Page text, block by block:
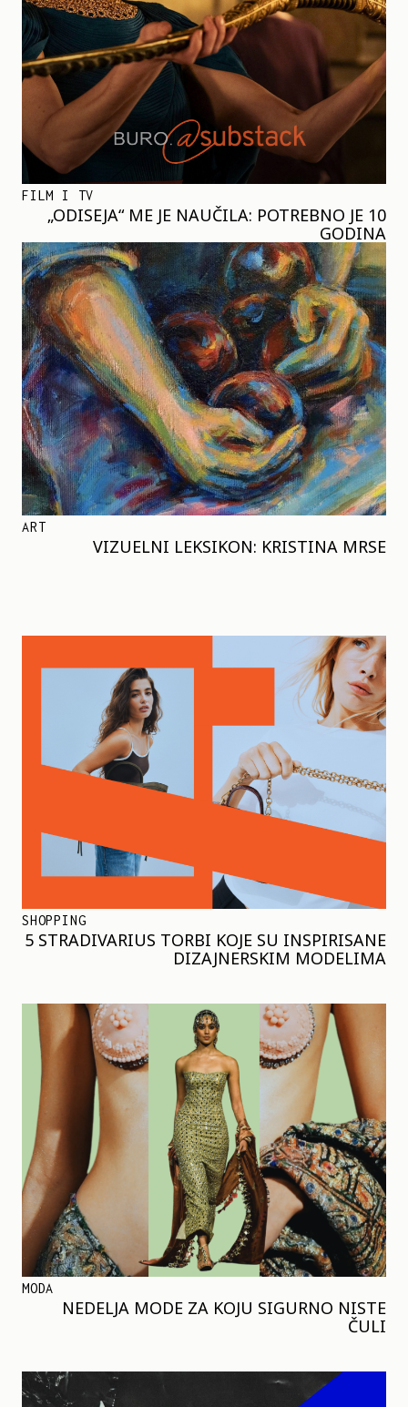
FILM I TV
„ODISEJA“ ME JE NAUČILA: POTREBNO JE 10
GODINA
ART
VIZUELNI LEKSIKON: KRISTINA MRSE
SHOPPING
5 STRADIVARIUS TORBI KOJE SU INSPIRISANE
DIZAJNERSKIM MODELIMA
MODA
NEDELJA MODE ZA KOJU SIGURNO NISTE
ČULI